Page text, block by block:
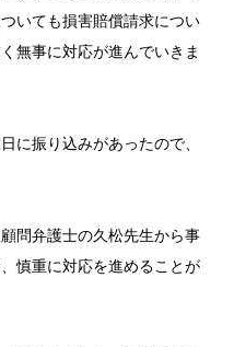
いても損害賠償請求につい
無事に対応が進んでいきま
に振り込みがあったので、
問弁護士の久松先生から事
慎重に対応を進めることが